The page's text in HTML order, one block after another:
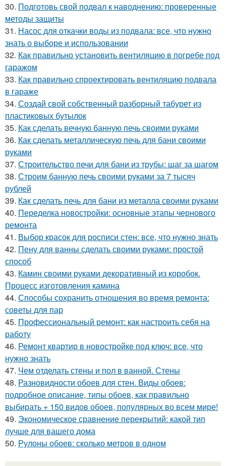
30. Подготовь свой подвал к наводнению: проверенные
методы защиты
31. Насос для откачки воды из подвала: все, что нужно
знать о выборе и использовании
32. Как правильно установить вентиляцию в погребе под
гаражом
33. Как правильно спроектировать вентиляцию подвала
в гараже
34. Создай свой собственный разборный табурет из
пластиковых бутылок
35. Как сделать вечную банную печь своими руками
36. Как сделать металлическую печь для бани своими
руками
37. Строительство печи для бани из трубы: шаг за шагом
38. Строим банную печь своими руками за 7 тысяч
рублей
39. Как сделать печь для бани из металла своими руками
40. Переделка новостройки: основные этапы чернового
ремонта
41. Выбор красок для росписи стен: все, что нужно знать
42. Пену для ванны сделать своими руками: простой
способ
43. Камин своими руками декоративный из коробок.
Процесс изготовления камина
44. Способы сохранить отношения во время ремонта:
советы для пар
45. Профессиональный ремонт: как настроить себя на
работу
46. Ремонт квартир в новостройке под ключ: все, что
нужно знать
47. Чем отделать стены и пол в ванной. Стены
48. Разновидности обоев для стен. Виды обоев:
подробное описание, типы обоев, как правильно
выбирать + 150 видов обоев, популярных во всем мире!
49. Экономическое сравнение перекрытий: какой тип
лучше для вашего дома
50. Рулоны обоев: сколько метров в одном